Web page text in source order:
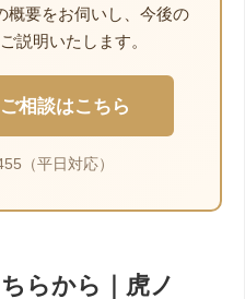
概要をお伺いし、今後の
説明いたします。
相談はこちら
（平日対応）
らから｜虎ノ